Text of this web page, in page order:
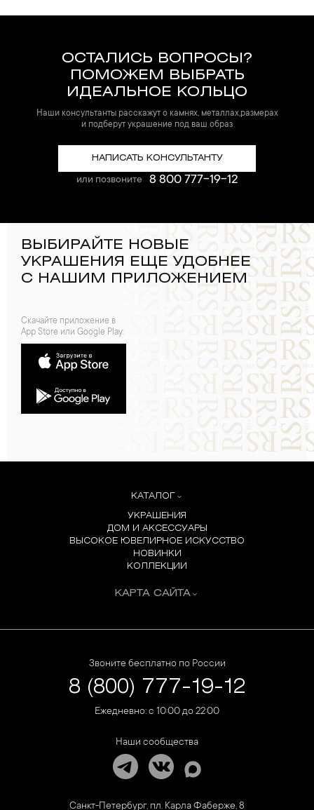
ОСТАЛИСЬ ВОПРОСЫ?
ПОМОЖЕМ ВЫБРАТЬ
ИДЕАЛЬНОЕ КОЛЬЦО
Наши консультанты расскажут о камнях, металлах,размерах
и подберут украшение под ваш образ
НАПИСАТЬ КОНСУЛЬТАНТУ
или позвоните 8 800 777-19-12
ВЫБИРАЙТЕ НОВЫЕ
УКРАШЕНИЯ ЕЩЕ УДОБНЕЕ
С НАШИМ ПРИЛОЖЕНИЕМ
Скачайте приложение в
App Store или Google Play:
КАТАЛОГ
УКРАШЕНИЯ
ДОМ И АКСЕССУАРЫ
ВЫСОКОЕ ЮВЕЛИРНОЕ ИСКУССТВО
НОВИНКИ
КОЛЛЕКЦИИ
КАРТА САЙТА
Звоните бесплатно по России
8 (800) 777-19-12
Ежедневно: с 10:00 до 22:00
Наши сообщества
Санкт-Петербург, пл. Карла Фаберже, 8